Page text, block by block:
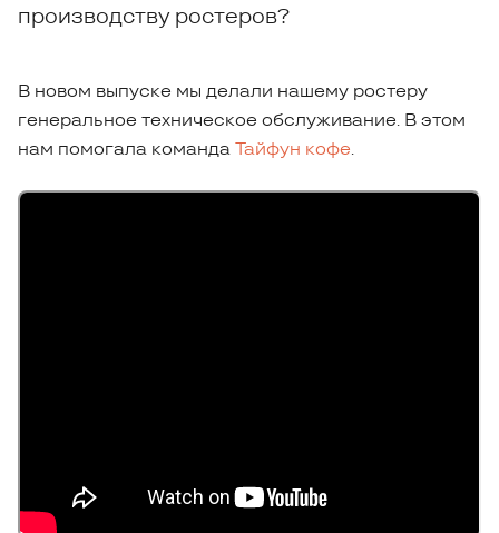
производству ростеров?
В новом выпуске мы делали нашему ростеру
генеральное техническое обслуживание. В этом
нам помогала командаТайфун кофе.